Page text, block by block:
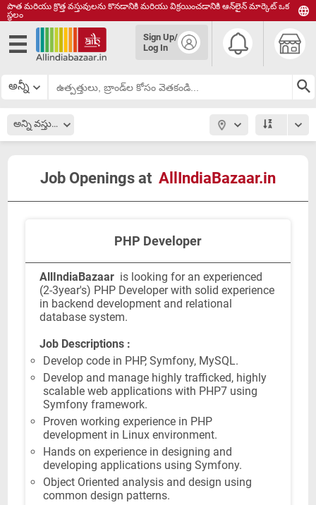
పాత మరియు క్రొత్త వస్తువులను కొనడానికి మరియు విక్రయించడానికి ఆన్‌లైన్ మార్కెట్ ఒక
స్థలం
అన్నీ
Sign Up/
Log In
అన్ని వస్తువులు
Job Openings at AllIndiaBazaar.in
PHP Developer
AllIndiaBazaar is looking for an experienced
(2-3year's) PHP Developer with solid experience
in backend development and relational
database system.
Job Descriptions :
Develop code in PHP, Symfony, MySQL.
Develop and manage highly trafficked, highly
scalable web applications with PHP7 using
Symfony framework.
Proven working experience in PHP
development in Linux environment.
Hands on experience in designing and
developing applications using Symfony.
Object Oriented analysis and design using
common design patterns.